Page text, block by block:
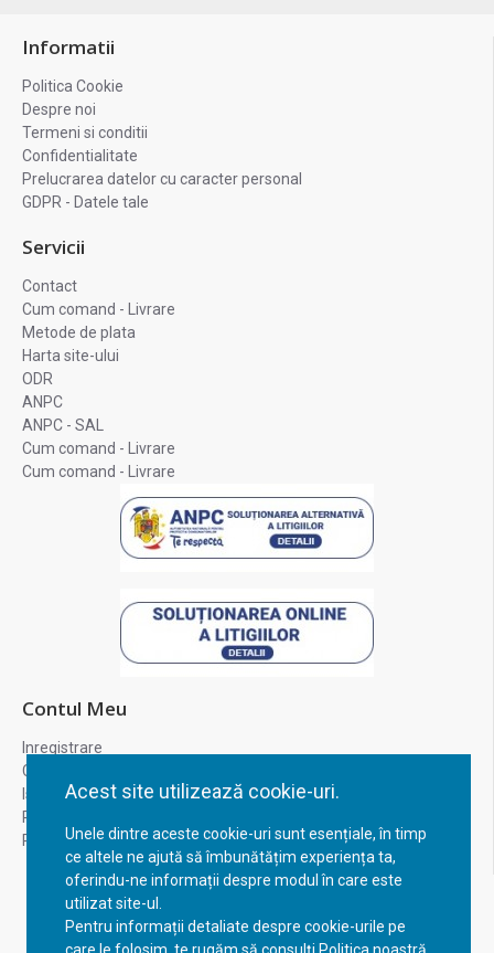
Acest site utilizează cookie-uri.
Unele dintre aceste cookie-uri sunt esențiale, în timp
ce altele ne ajută să îmbunătățim experiența ta,
oferindu-ne informații despre modul în care este
utilizat site-ul.
Pentru informații detaliate despre cookie-urile pe
Informatii
Politica Cookie
Despre noi
Termeni si conditii
Confidentialitate
Prelucrarea datelor cu caracter personal
GDPR - Datele tale
Servicii
Contact
Cum comand - Livrare
Metode de plata
Harta site-ului
ODR
ANPC
ANPC - SAL
Cum comand - Livrare
Cum comand - Livrare
Contul Meu
Inregistrare
Contul meu
Istoric comenzi
Recuperare parola
Returnare produs